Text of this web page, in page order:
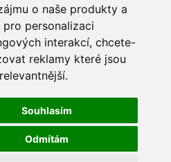
o naše produkty a
pro personalizaci
interakcí, chcete-
reklamy které jsou
.
Souhlasím
Odmítám
šíření či dalšího užití a
materiálů bez písemného
zakázáno. Čtenář svým přihlášením
dává souhlas s tím, že v případě, že
být jeho jméno na webu
licenci ČTK a využívá fotografie z